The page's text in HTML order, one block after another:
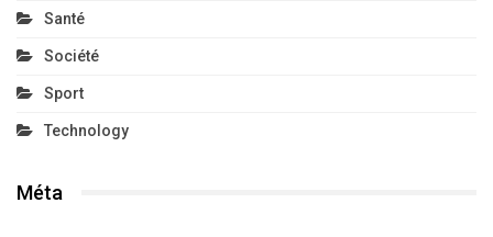
Santé
Société
Sport
Technology
Méta